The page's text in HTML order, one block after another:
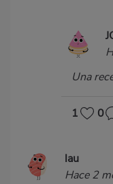
Una
1 0
lau
Hace 2